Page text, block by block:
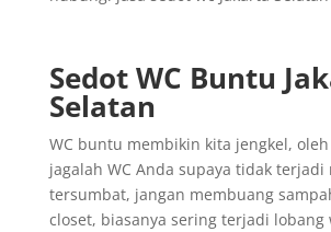
Sedot WC Buntu
Selatan
WC buntu membikin kita jengkel,
jagalah WC Anda supaya tidak
tersumbat, jangan membuang
closet, biasanya sering terjadi lobang